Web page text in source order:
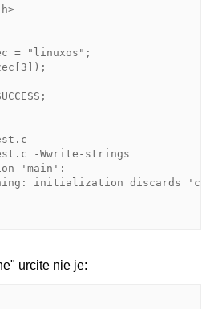
= "linuxos";
-Wwrite-strings
'main':
initialization discards
urcite nie je: